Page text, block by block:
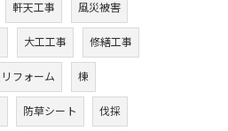
軒天工事 風災被害
大工工事 修繕工事
フォーム 棟
防草シート 伐採